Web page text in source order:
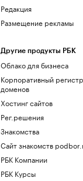
Редакция
Размещение рекламы
Другие продукты РБК
Облако для бизнеса
Корпоративный
доменов
Хостинг сайтов
Рег.решения
Знакомства
Сайт знакомств
РБК Компании
РБК Курсы